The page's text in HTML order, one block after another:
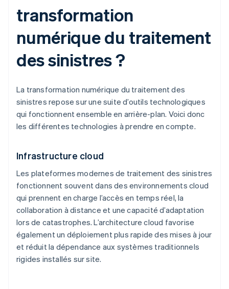
transformation
numérique du traitement
des sinistres ?
La transformation numérique du traitement des
sinistres repose sur une suite d’outils technologiques
qui fonctionnent ensemble en arrière-plan. Voici donc
les différentes technologies à prendre en compte.
Infrastructure cloud
Les plateformes modernes de traitement des sinistres
fonctionnent souvent dans des environnements cloud
qui prennent en charge l’accès en temps réel, la
collaboration à distance et une capacité d’adaptation
lors de catastrophes. L’architecture cloud favorise
également un déploiement plus rapide des mises à jour
et réduit la dépendance aux systèmes traditionnels
rigides installés sur site.